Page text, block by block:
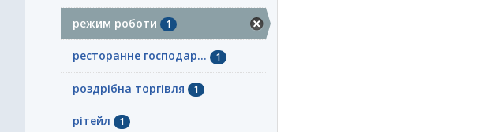
режим роботи 1
ресторанне господар... 1
роздрібна торгівля 1
рітейл 1